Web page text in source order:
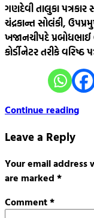
ગણદેવી તાલુકા
ચંદ્રકાન્ત સોલંકી,
ખજાનચીપદે
કોર્ડીનેટર તરીકે
Continue reading
Leave a Reply
Your email address
are marked *
Comment*